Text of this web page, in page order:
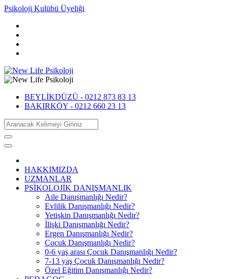
Psikoloji Kulübü Üyeliği
BEYLİKDÜZÜ - 0212 873 83 13
BAKIRKÖY - 0212 660 23 13
HAKKIMIZDA
UZMANLAR
PSİKOLOJİK DANIŞMANLIK
Aile Danışmanlığı Nedir?
Evlilik Danışmanlığı Nedir?
Yetişkin Danışmanlığı Nedir?
İlişki Danışmanlığı Nedir?
Ergen Danışmanlığı Nedir?
Çocuk Danışmanlığı Nedir?
0-6 yaş arası Çocuk Danışmanlığı Nedir?
7-13 yaş Çocuk Danışmanlığı Nedir?
Özel Eğitim Danışmanlığı Nedir?